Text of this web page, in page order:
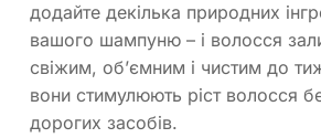
додайте декілька природних
вашого шампуню – і волосся
свіжим, об’ємним і чистим до
вони стимулюють ріст волосся
дорогих засобів.